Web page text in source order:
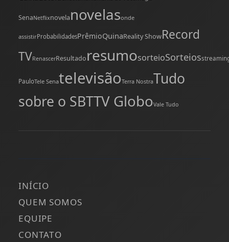
SenaNetflixnovelanovelasonde
assistirProbabilidadesPrêmioQuinaReality ShowRecord
TVRenascerResultadoresumosorteioSorteios
PauloTele SenatelevisãoTerra NostraTudo
sobre o SBTTV GloboVale Tudo
INÍCIO
QUEM SOMOS
EQUIPE
CONTATO